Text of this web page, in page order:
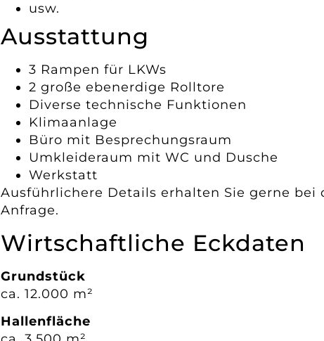
usw.
Ausstattung
3 Rampen für LKWs
2 große ebenerdige Rolltore
Diverse technische Funktionen
Klimaanlage
Büro mit Besprechungsraum
Umkleideraum mit WC und Dusche
Werkstatt
Ausführlichere Details erhalten Sie gerne bei
Anfrage.
Wirtschaftliche Eckdaten
Grundstück
ca. 12.000 m²
Hallenfläche